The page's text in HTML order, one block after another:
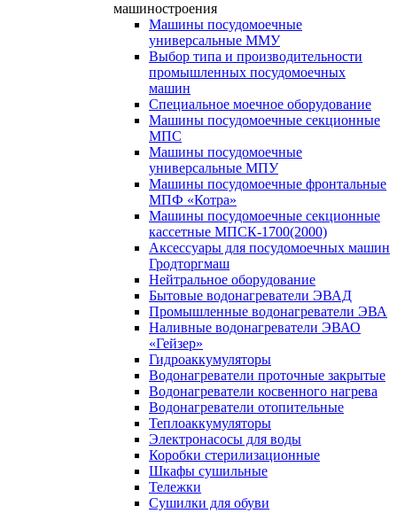
машиностроения
Машины посудомоечные
универсальные ММУ
Выбор типа и производительности
промышленных посудомоечных
машин
Специальное моечное оборудование
Машины посудомоечные секционные
МПС
Машины посудомоечные
универсальные МПУ
Машины посудомоечные фронтальные
МПФ «Котра»
Машины посудомоечные секционные
кассетные МПСК-1700(2000)
Аксессуары для посудомоечных машин
Гродторгмаш
Нейтральное оборудование
Бытовые водонагреватели ЭВАД
Промышленные водонагреватели ЭВА
Наливные водонагреватели ЭВАО
«Гейзер»
Гидроаккумуляторы
Водонагреватели проточные закрытые
Водонагреватели косвенного нагрева
Водонагреватели отопительные
Теплоаккумуляторы
Электронасосы для воды
Коробки стерилизационные
Шкафы сушильные
Тележки
Сушилки для обуви